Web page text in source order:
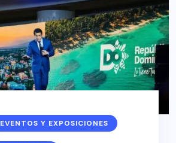
EVENTOS Y EXPOSICIONES